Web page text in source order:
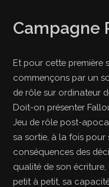
Campagne
Et pour cette première
commençons par un
de rôle sur ordinateur
Doit-on présenter
Jeu de rôle post-
sa sortie, à la fois pour
conséquences des
qualité de son
petit à petit, sa